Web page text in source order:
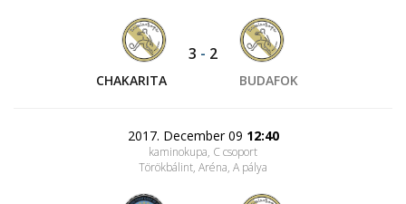
CHAKARITA
3 - 2
BUDAFOK
2017. December 09 12:40
kaminokupa, C csoport
Törökbálint, Aréna, A pálya